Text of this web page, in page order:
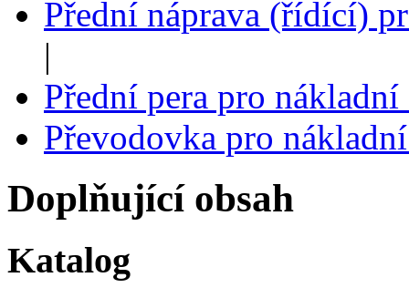
Přední náprava (řídící)
|
Přední pera pro
Převodovka pro
Doplňující obsah
Katalog